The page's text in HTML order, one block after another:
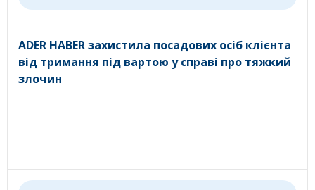
ADER HABER захистила посадових осіб клієнта
від тримання під вартою у справі про тяжкий
злочин